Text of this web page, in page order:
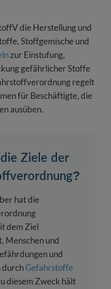
die Herstellung und
Stoffgemische und
zur Einstufung,
gefährlicher Stoffe
regelt
für Beschäftigte, die
ausüben.
Ziele der
hat die
dem Ziel
Menschen und
und
durchGefahrstoffe
diesem Zweck hält